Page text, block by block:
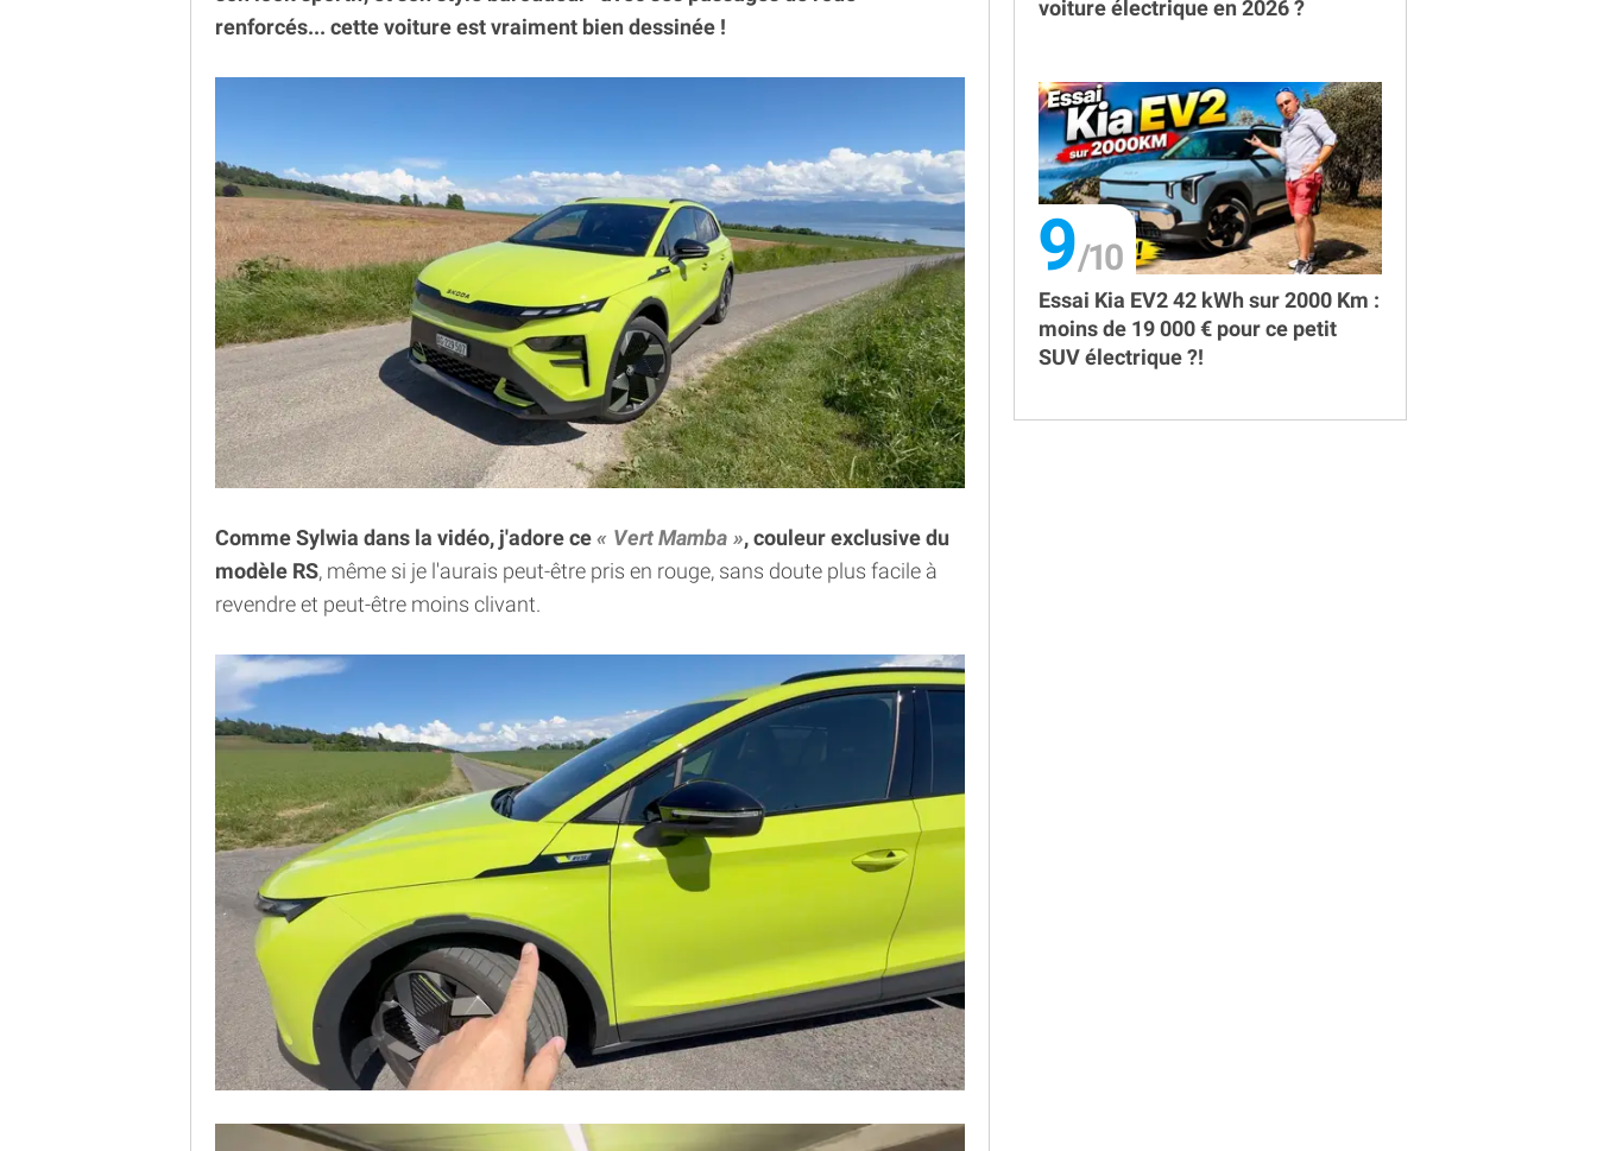
renforcés... cette voiture est vraiment bien dessinée !
Comme Sylwia dans la vidéo, j'adore ce Vert Mamba
, couleur exclusive du
modèle RS, même si je l'aurais peut-être pris en rouge, sans doute plus facile à
revendre et peut-être moins clivant.
voiture électrique en 2026 ?
9
Essai Kia EV2 42 kWh sur 2000 Km :
moins de 19 000 € pour ce petit
SUV électrique ?!